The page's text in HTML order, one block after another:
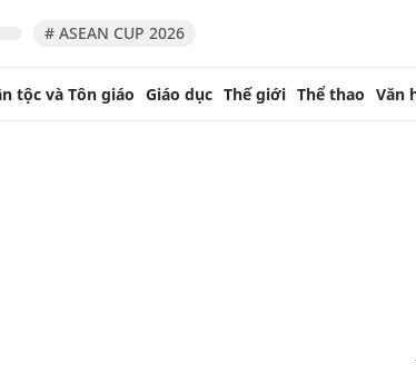
# ASEAN CUP 2026
tộc và Tôn giáo Giáo dục Thế giới Thể thao Văn